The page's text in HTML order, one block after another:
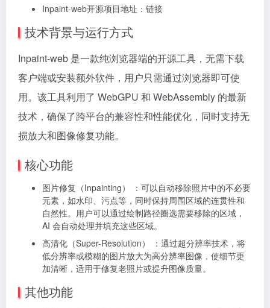
Inpaint-web开源项目地址：链接
技术背景与运行方式
Inpaint-web 是一款纯浏览器端的开源工具，无需下载
客户端或安装额外软件，用户只需通过浏览器即可使
用。该工具利用了 WebGPU 和 WebAssembly 的最新
技术，确保了跨平台的兼容性和性能优化，同时支持无
损放大和图像修复功能。
核心功能
图片修复（Inpainting） ：可以自动移除照片中的不必要
元素，如水印、污点等，同时保持周围区域的连贯性和
自然性。用户可以通过绘制路径圈选需要移除的区域，
AI 会自动处理并填充这些区域。
高清化（Super-Resolution） ：通过超分辨率技术，将
低分辨率或模糊的图片放大为高分辨率图像，使细节更
加清晰，适用于修复老照片或提升图像质量。
其他功能